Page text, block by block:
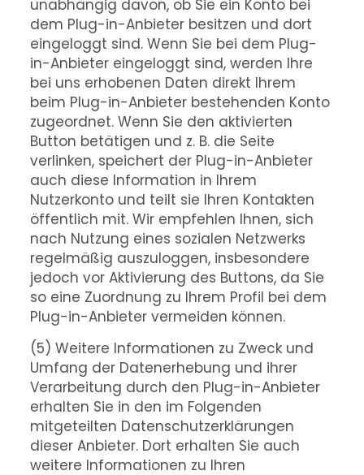
unabhängig davon, ob Sie ein Konto bei
dem Plug-in-Anbieter besitzen und dort
eingeloggt sind. Wenn Sie bei dem Plug-
in-Anbieter eingeloggt sind, werden Ihre
bei uns erhobenen Daten direkt Ihrem
beim Plug-in-Anbieter bestehenden Konto
zugeordnet. Wenn Sie den aktivierten
Button betätigen und z. B. die Seite
verlinken, speichert der Plug-in-Anbieter
auch diese Information in Ihrem
Nutzerkonto und teilt sie Ihren Kontakten
öffentlich mit. Wir empfehlen Ihnen, sich
nach Nutzung eines sozialen Netzwerks
regelmäßig auszuloggen, insbesondere
jedoch vor Aktivierung des Buttons, da Sie
so eine Zuordnung zu Ihrem Profil bei dem
Plug-in-Anbieter vermeiden können.
(5) Weitere Informationen zu Zweck und
Umfang der Datenerhebung und ihrer
Verarbeitung durch den Plug-in-Anbieter
erhalten Sie in den im Folgenden
mitgeteilten Datenschutzerklärungen
dieser Anbieter. Dort erhalten Sie auch
weitere Informationen zu Ihren